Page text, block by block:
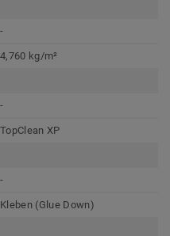
-
4,760 kg/m²
-
TopClean XP
-
Kleben (Glue Down)